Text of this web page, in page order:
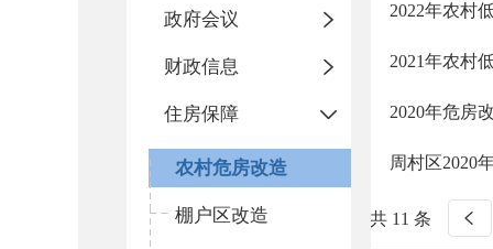
政府会议
财政信息
住房保障
农村危房改造
棚户区改造
2022年农村
2021年农村
2020年危房
周村区2020
共 11 条